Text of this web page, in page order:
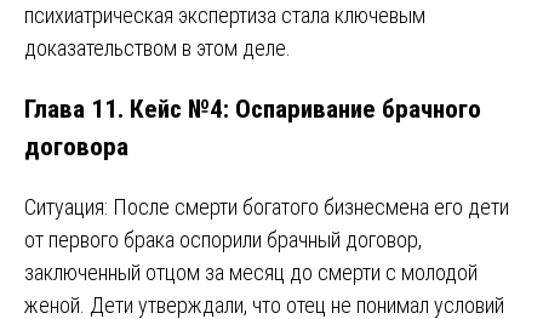
психиатрическая экспертиза стала ключевым
доказательством в этом деле.
Глава 11. Кейс №4: Оспаривание брачного
договора
Ситуация: После смерти богатого бизнесмена его дети
от первого брака оспорили брачный договор,
заключенный отцом за месяц до смерти с молодой
женой. Дети утверждали, что отец не понимал условий